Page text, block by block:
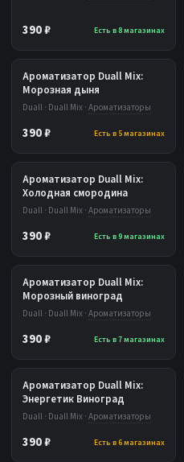
390 ₽ Есть в 8 магазинах
Ароматизатор Duall Mix:
Морозная дыня
Duall · Duall Mix · Ароматизаторы
390 ₽ Есть в 5 магазинах
Ароматизатор Duall Mix:
Холодная смородина
Duall · Duall Mix · Ароматизаторы
390 ₽ Есть в 9 магазинах
Ароматизатор Duall Mix:
Морозный виноград
Duall · Duall Mix · Ароматизаторы
390 ₽ Есть в 7 магазинах
Ароматизатор Duall Mix:
Энергетик Виноград
Duall · Duall Mix · Ароматизаторы
390 ₽ Есть в 6 магазинах